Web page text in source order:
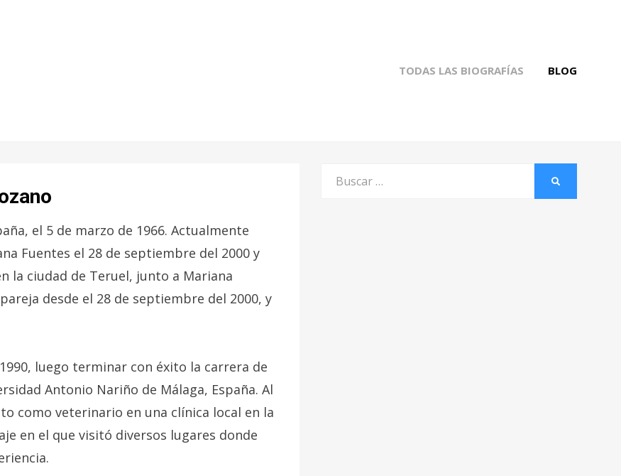
TODAS LAS BIOGRAFÍAS BLOG
el 5 de marzo de 1966. Actualmente
Fuentes el 28 de septiembre del 2000 y
la ciudad de Teruel, junto a Mariana
desde el 28 de septiembre del 2000, y
luego terminar con éxito la carrera de
Antonio Nariño de Málaga, España. Al
como veterinario en una clínica local en la
en el que visitó diversos lugares donde
Buscar